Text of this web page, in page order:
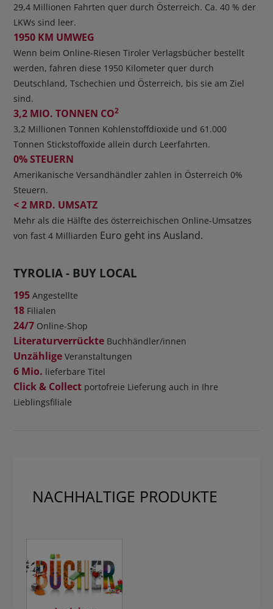
29,4 Millionen Fahrten quer durch Österreich. Ca. 40 % der
LKWs sind leer.
1950 KM UMWEG
Wenn beim Online-Riesen Tiroler Verlagsbücher bestellt
werden, fahren diese 1950 Kilometer quer durch
Deutschland, Tschechien und Österreich, bis sie am Ziel
sind.
3,2 MIO. TONNEN CO2
3,2 Millionen Tonnen Kohlenstoffdioxide und 61.000
Tonnen Stickstoffoxide allein durch Leerfahrten.
0% STEUERN
Amerikanische Versandhändler zahlen in Österreich 0%
Steuern.
< 2 MRD. UMSATZ
Mehr als die Hälfte des österreichischen Online-Umsatzes
von fast 4 Milliarden Euro geht ins Ausland.
TYROLIA - BUY LOCAL
195 Angestellte
18 Filialen
24/7 Online-Shop
Literaturverrückte Buchhändler/innen
Unzählige Veranstaltungen
6 Mio. lieferbare Titel
Click & Collect portofreie Lieferung auch in Ihre
Lieblingsfiliale
NACHHALTIGE PRODUKTE